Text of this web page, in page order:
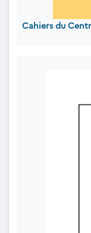
Cahiers du